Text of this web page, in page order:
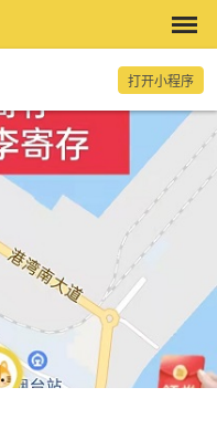
打开小程序